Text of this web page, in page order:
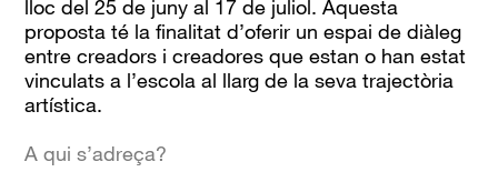
lloc del 25 de juny al 17 de juliol. Aquesta
proposta té la finalitat d’oferir un espai de diàleg
entre creadors i creadores que estan o han estat
vinculats a l’escola al llarg de la seva trajectòria
artística.
A qui s’adreça?